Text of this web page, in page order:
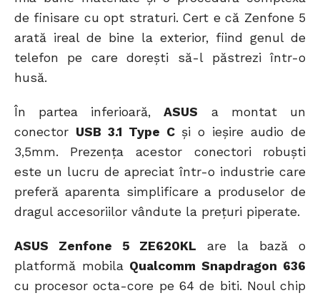
de finisare cu opt straturi. Cert e că Zenfone 5
arată ireal de bine la exterior, fiind genul de
telefon pe care dorești să-l păstrezi într-o
husă.
În partea inferioară,ASUS a montat un
conector USB 3.1 Type Cși o ieșire audio de
3,5mm. Prezența acestor conectori robuști
este un lucru de apreciat într-o industrie care
preferă aparenta simplificare a produselor de
dragul accesoriilor vândute la prețuri piperate.
ASUS Zenfone 5 ZE620KL are la bază o
platformă mobila Qualcomm Snapdragon 636
cu procesor octa-core pe 64 de biti. Noul chip